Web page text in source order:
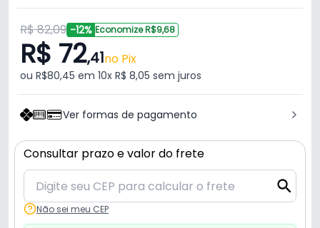
R$ 82,09 -12% Economize R$9,68
R$ 72,41no Pix
ou R$80,45 em 10x R$ 8,05 sem juros
Ver formas de pagamento
Consultar prazo e valor do frete
Não sei meu CEP